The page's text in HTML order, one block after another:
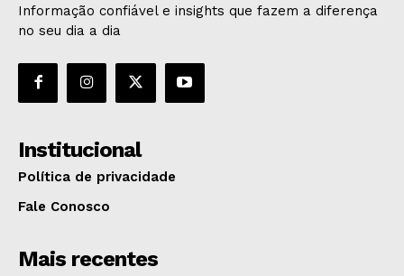
Informação confiável e insights que fazem a diferença
no seu dia a dia
Institucional
Política de privacidade
Fale Conosco
Mais recentes